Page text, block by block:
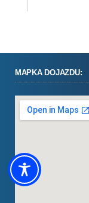
MAPKA DOJAZDU: